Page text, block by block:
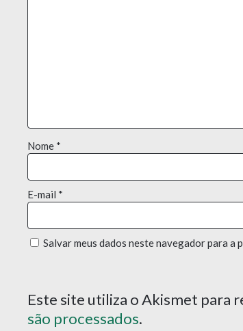
Nome *
E-mail *
Salvar meus dados neste navegador para a
Este site utiliza o Akismet para
são processados.